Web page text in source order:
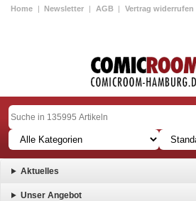
Home | Newsletter | AGB | Vertrag widerrufen
Aktuelles
Unser Angebot